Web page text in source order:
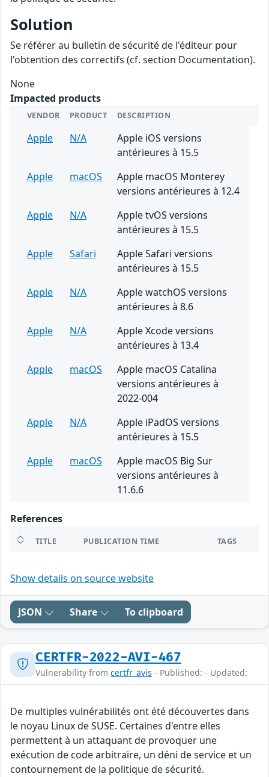
Solution
Se référer au bulletin de sécurité de l'éditeur pour
l'obtention des correctifs (cf. section Documentation).
None
Impacted products
VENDOR PRODUCT DESCRIPTION
Apple N/A
Apple iOS versions
antérieures à 15.5
Apple
macOS
Apple macOS Monterey
versions antérieures à 12.4
Apple
N/A
Apple tvOS versions
antérieures à 15.5
Apple
Safari
Apple Safari versions
antérieures à 15.5
Apple
N/A
Apple watchOS versions
antérieures à 8.6
Apple
N/A
Apple Xcode versions
antérieures à 13.4
Apple
macOS
Apple macOS Catalina
versions antérieures à
2022-004
Apple
N/A
Apple iPadOS versions
antérieures à 15.5
Apple
macOS
Apple macOS Big Sur
versions antérieures à
11.6.6
References
TITLE PUBLICATION TIME TAGS
Show details on source website
JSON Share To clipboard
CERTFR-2022-AVI-467
Vulnerability from certfr_avis - Published: - Updated:
De multiples vulnérabilités ont été découvertes dans
le noyau Linux de SUSE. Certaines d'entre elles
permettent à un attaquant de provoquer une
exécution de code arbitraire, un déni de service et un
contournement de la politique de sécurité.